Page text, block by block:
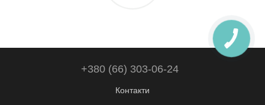
+380 (66) 303-06-24
Контакти